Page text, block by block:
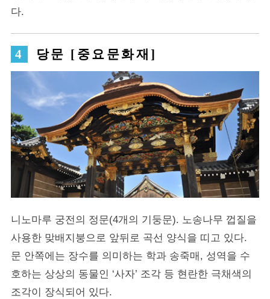
다.
당문 [중요문화재]
니노마루 궁전의 정문(4개의 기둥문). 노송나무 껍질을
사용한 맞배지붕으로 앞뒤로 곡선 양식을 띠고 있다.
문 안쪽에는 장수를 의미하는 학과 송죽매, 성역을 수
호하는 상상의 동물인 ‘사자’ 조각 등 현란한 극채색의
조각이 장식되어 있다.